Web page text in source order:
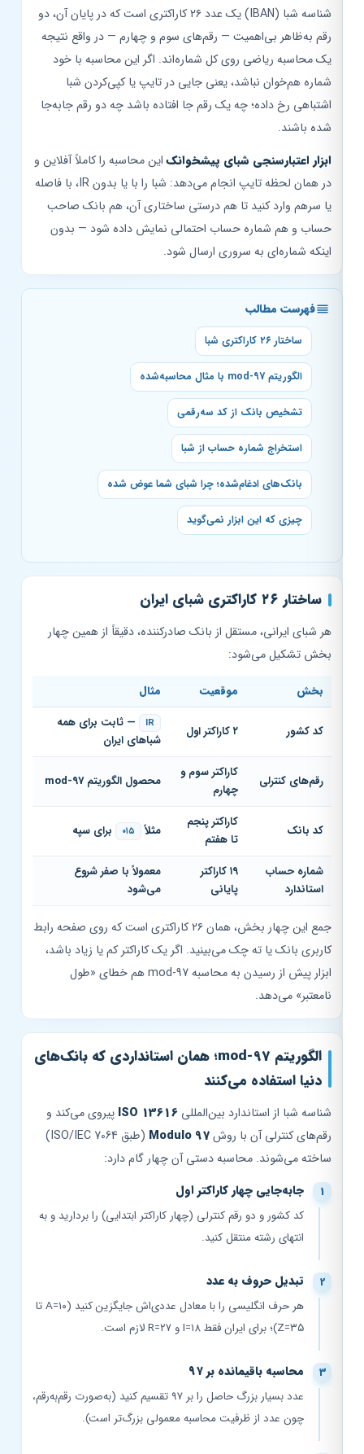
شناسه شبا (IBAN) یک عدد ۲۶ کاراکتری است که در پایان آن، دو
رقم به‌ظاهر بی‌اهمیت — رقم‌های سوم و چهارم — در واقع نتیجه
یک محاسبه ریاضی روی کل شماره‌اند. اگر این محاسبه با خود
شماره هم‌خوان نباشد، یعنی جایی در تایپ یا کپی‌کردن شبا
اشتباهی رخ داده؛ چه یک رقم جا افتاده باشد چه دو رقم جابه‌جا
شده باشند.
ابزار اعتبارسنجی شبای پیشخوانکاین محاسبه را کاملاً آفلاین و
در همان لحظه تایپ انجام می‌دهد: شبا را با یا بدون IR، با فاصله
یا سرهم وارد کنید تا هم درستی ساختاری آن، هم بانک صاحب
حساب و هم شماره حساب احتمالی نمایش داده شود — بدون
اینکه شماره‌ای به سروری ارسال شود.
فهرست مطالب
ساختار ۲۶ کاراکتری شبا
الگوریتم mod-97 با مثال محاسبه‌شده
تشخیص بانک از کد سه‌رقمی
استخراج شماره حساب از شبا
بانک‌های ادغام‌شده؛ چرا شبای شما عوض شده
چیزی که این ابزار نمی‌گوید
ساختار ۲۶ کاراکتری شبای ایران
هر شبای ایرانی، مستقل از بانک صادرکننده، دقیقاً از همین چهار
بخش تشکیل می‌شود:
بخش موقعیت
کد کشور
— ثابت برای همه
شباهای ایران
رقم‌های کنترلی
کاراکتر سوم و
چهارم
محصول الگوریتم mod-97
کد بانک
کاراکتر پنجم
تا هفتم
۰۱۵ برای سپه
شماره حساب
استاندارد
۱۹ کاراکتر
پایانی
معمولاً با صفر شروع
می‌شود
جمع این چهار بخش، همان ۲۶ کاراکتری است که روی صفحه رابط
کاربری بانک یا ته چک می‌بینید. اگر یک کاراکتر کم یا زیاد باشد،
ابزار پیش از رسیدن به محاسبه mod-97 هم خطای «طول
نامعتبر» می‌دهد.
الگوریتم mod-97؛ همان استانداردی که بانک‌های
دنیا استفاده می‌کنند
شناسه شبا از استاندارد بین‌المللیISO 13616 پیروی می‌کند و
رقم‌های کنترلی آن با روشModulo 97
(طبق ISO/IEC 7064)
ساخته می‌شوند. محاسبه دستی آن چهار گام دارد:
جابه‌جایی چهار کاراکتر اول
کد کشور و دو رقم کنترلی (چهار کاراکتر ابتدایی) را بردارید و به
انتهای رشته منتقل کنید.
تبدیل حروف به عدد
هر حرف انگلیسی را با معادل عددی‌اش جایگزین کنید (A=۱۰ تا
Z=۳۵)؛ برای ایران فقط I=۱۸ و R=۲۷ لازم است.
محاسبه باقیمانده بر ۹۷
عدد بسیار بزرگ حاصل را بر ۹۷ تقسیم کنید (به‌صورت رقم‌به‌رقم،
چون عدد از ظرفیت محاسبه معمولی بزرگ‌تر است).